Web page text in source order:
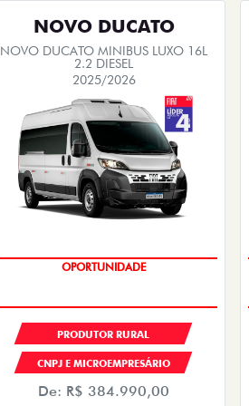
NOVO DUCATO
NOVO DUCATO MINIBUS LUXO 16L
2.2 DIESEL
2025/2026
OPORTUNIDADE
PRODUTOR RURAL
CNPJ E MICROEMPRESÁRIO
De: R$ 384.990,00